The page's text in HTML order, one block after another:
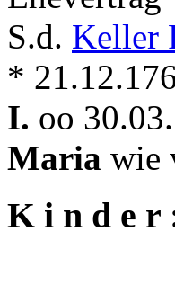
S.d. Keller
*
I. oo
Maria wie
K i n d e r